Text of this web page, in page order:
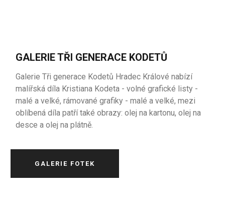
GALERIE TŘI GENERACE KODETŮ
Galerie Tři generace Kodetů Hradec Králové nabízí
malířská díla Kristiana Kodeta - volné grafické listy -
malé a velké, rámované grafiky - malé a velké, mezi
oblíbená díla patří také obrazy: olej na kartonu, olej na
desce a olej na plátně.
GALERIE FOTEK